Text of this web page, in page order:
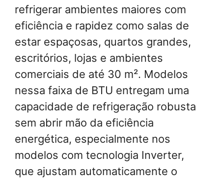
refrigerar ambientes maiores com
eficiência e rapidez como salas de
estar espaçosas, quartos grandes,
escritórios, lojas e ambientes
comerciais de até 30 m². Modelos
nessa faixa de BTU entregam uma
capacidade de refrigeração robusta
sem abrir mão da eficiência
energética, especialmente nos
modelos com tecnologia Inverter,
que ajustam automaticamente o